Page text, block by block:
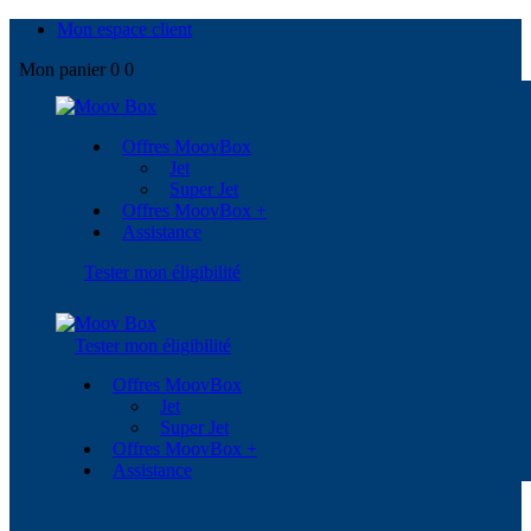
Mon espace client
Mon panier 0 0
Offres MoovBox
Jet
Super Jet
Offres MoovBox +
Assistance
Tester mon éligibilité
Tester mon éligibilité
Offres MoovBox
Jet
Super Jet
Offres MoovBox +
Assistance